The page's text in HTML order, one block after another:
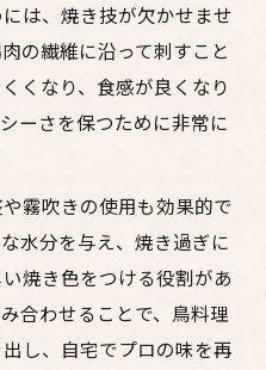
現する焼き鳥調理術
で家庭の鳥料理を極め
き技と串打ちが決め
は、焼き技が欠かせませ
の繊維に沿って刺すこと
くなり、食感が良くなり
ーさを保つために非常に
霧吹きの使用も効果的で
水分を与え、焼き過ぎに
焼き色をつける役割があ
合わせることで、鳥料理
し、自宅でプロの味を再